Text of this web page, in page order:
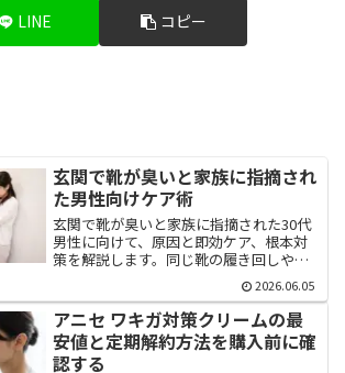
LINE コピー
玄関で靴が臭いと家族に指摘され
た男性向けケア術
玄関で靴が臭いと家族に指摘された30代
男性に向けて、原因と即効ケア、根本対
策を解説します。同じ靴の履き回しや
汗・雑菌が招くニオイを断つ手順、玄関
での消臭収納、買い替え判断まで網羅。
今日から実践できる男のための靴臭ケア
術を完全ガイドします。
2026.06.05
アニセ ワキガ対策クリームの最
安値と定期解約方法を購入前に確
認する